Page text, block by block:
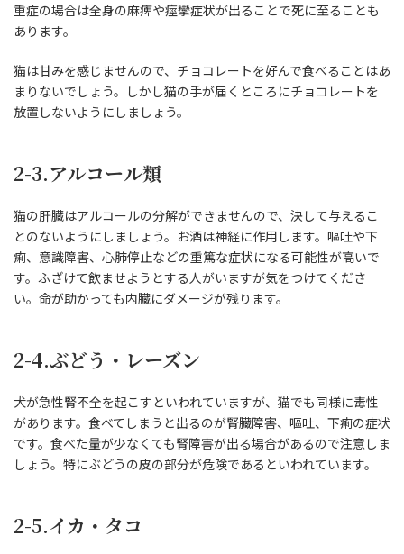
重症の場合は全身の麻痺や痙攣症状が出ることで死に至ることも
あります。
猫は甘みを感じませんので、チョコレートを好んで食べることはあ
まりないでしょう。しかし猫の手が届くところにチョコレートを
放置しないようにしましょう。
2-3.アルコール類
猫の肝臓はアルコールの分解ができませんので、決して与えるこ
とのないようにしましょう。お酒は神経に作用します。嘔吐や下
痢、意識障害、心肺停止などの重篤な症状になる可能性が高いで
す。ふざけて飲ませようとする人がいますが気をつけてくださ
い。命が助かっても内臓にダメージが残ります。
2-4.ぶどう・レーズン
犬が急性腎不全を起こすといわれていますが、猫でも同様に毒性
があります。食べてしまうと出るのが腎臓障害、嘔吐、下痢の症状
です。食べた量が少なくても腎障害が出る場合があるので注意しま
しょう。特にぶどうの皮の部分が危険であるといわれています。
2-5.イカ・タコ